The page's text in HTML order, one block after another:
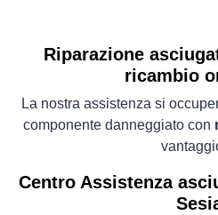
Riparazione
ricambio
La nostra assistenza si
componente danneggiato con
Centro Assistenza